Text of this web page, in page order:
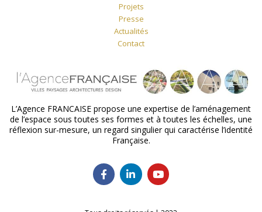
Projets
Presse
Actualités
Contact
L’Agence FRANCAISE propose une expertise de l’aménagement
de l’espace sous toutes ses formes et à toutes les échelles, une
réflexion sur-mesure, un regard singulier qui caractérise l’identité
Française.